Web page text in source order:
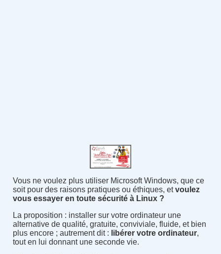
Vous ne voulez plus utiliser Microsoft Windows, que ce
soit pour des raisons pratiques ou éthiques, etvoulez
vous essayer en toute sécurité à Linux ?
La proposition : installer sur votre ordinateur une
alternative de qualité, gratuite, conviviale, fluide, et bien
plus encore ; autrement dit : libérer votre ordinateur,
tout en lui donnant une seconde vie.